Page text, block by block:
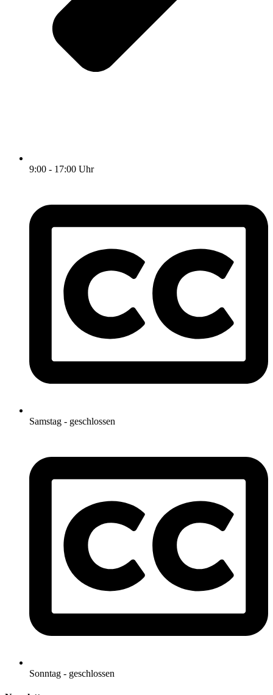
9:00 - 17:00 Uhr
Samstag - geschlossen
Sonntag - geschlossen